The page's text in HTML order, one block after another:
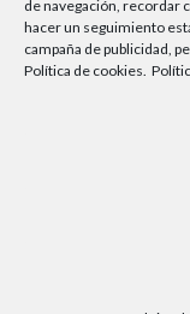
de navegación, recordar
hacer un seguimiento
campaña de publicidad,
Política de cookies.
29740 Torre del Mar,
Lunes a viernes